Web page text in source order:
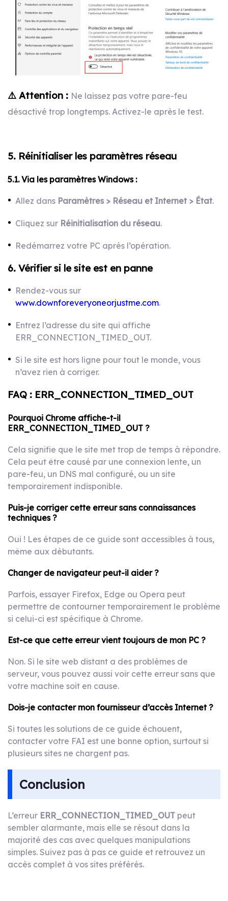
⚠️ Attention : Ne laissez pas votre pare-feu
désactivé trop longtemps. Activez-le après le test.
5. Réinitialiser les paramètres réseau
5.1. Via les paramètres Windows :
Allez dans Paramètres > Réseau et Internet > État.
Cliquez sur Réinitialisation du réseau.
Redémarrez votre PC après l’opération.
6. Vérifier si le site est en panne
Rendez-vous sur
www.downforeveryoneorjustme.com.
Entrez l’adresse du site qui affiche
ERR_CONNECTION_TIMED_OUT.
Si le site est hors ligne pour tout le monde, vous
n’avez rien à corriger.
FAQ : ERR_CONNECTION_TIMED_OUT
Pourquoi Chrome affiche-t-il
ERR_CONNECTION_TIMED_OUT ?
Cela signifie que le site met trop de temps à répondre.
Cela peut être causé par une connexion lente, un
pare-feu, un DNS mal configuré, ou un site
temporairement indisponible.
Puis-je corriger cette erreur sans connaissances
techniques ?
Oui ! Les étapes de ce guide sont accessibles à tous,
même aux débutants.
Changer de navigateur peut-il aider ?
Parfois, essayer Firefox, Edge ou Opera peut
permettre de contourner temporairement le problème
si celui-ci est spécifique à Chrome.
Est-ce que cette erreur vient toujours de mon PC ?
Non. Si le site web distant a des problèmes de
serveur, vous pouvez aussi voir cette erreur sans que
votre machine soit en cause.
Dois-je contacter mon fournisseur d’accès Internet ?
Si toutes les solutions de ce guide échouent,
contacter votre FAI est une bonne option, surtout si
plusieurs sites ne chargent pas.
Conclusion
L’erreur ERR_CONNECTION_TIMED_OUT peut
sembler alarmante, mais elle se résout dans la
majorité des cas avec quelques manipulations
simples. Suivez pas à pas ce guide et retrouvez un
accès complet à vos sites préférés.